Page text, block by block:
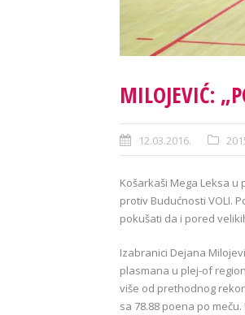
MILOJEVIĆ:
12.03.2016.
Košarkaši Mega Leksa u
protiv Budućnosti VOLI.
pokušati da i pored
Izabranici Dejana
plasmana u plej-of
više od prethodnog
sa 78.88 poena po